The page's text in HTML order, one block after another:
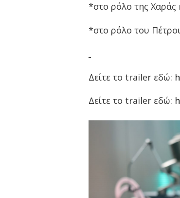
*στο ρόλο της
*στο ρόλο του
Δείτε το trailer εδώ:
Δείτε το trailer εδώ: